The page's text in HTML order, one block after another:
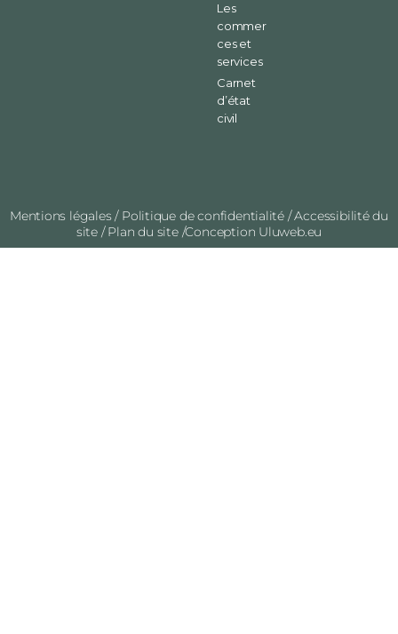
Les
commer
ces et
services
Carnet
d’état
civil
Mentions légales / Politique de confidentialité /Accessibilité du
site/Plan du site/Conception Uluweb.eu